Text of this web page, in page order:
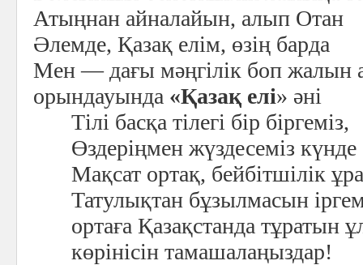
Атыңнан айналайын, алып Отан
Әлемде, Қазақ елім, өзің барда
Мен — дағы мәңгілік боп жалын
орындауында «Қазақ елі» әні
Тілі басқа тілегі бір біргеміз,
Өздеріңмен жүздесеміз күнде
Мақсат ортақ, бейбітшілік
Татулықтан бұзылмасын
ортаға Қазақстанда тұратын
көрінісін тамашалаңыздар!